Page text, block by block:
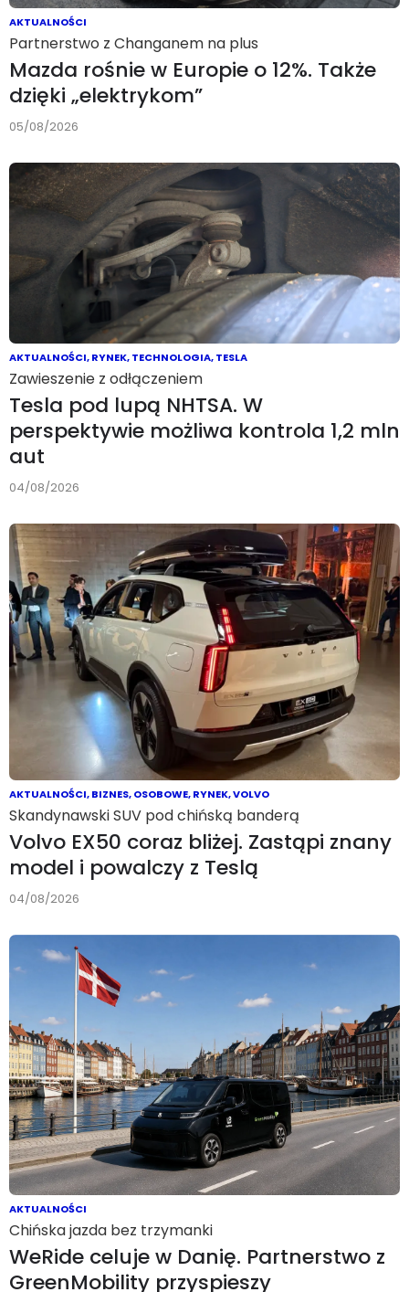
AKTUALNOŚCI
Partnerstwo z Changanem na plus
Mazda rośnie w Europie o 12%. Także
dzięki „elektrykom”
05/08/2026
AKTUALNOŚCI,RYNEK,TECHNOLOGIA,TESLA
Zawieszenie z odłączeniem
Tesla pod lupą NHTSA. W
perspektywie możliwa kontrola 1,2 mln
aut
04/08/2026
AKTUALNOŚCI,BIZNES,OSOBOWE,RYNEK,VOLVO
Skandynawski SUV pod chińską banderą
Volvo EX50 coraz bliżej. Zastąpi znany
model i powalczy z Teslą
04/08/2026
AKTUALNOŚCI
Chińska jazda bez trzymanki
WeRide celuje w Danię. Partnerstwo z
GreenMobility przyspieszy